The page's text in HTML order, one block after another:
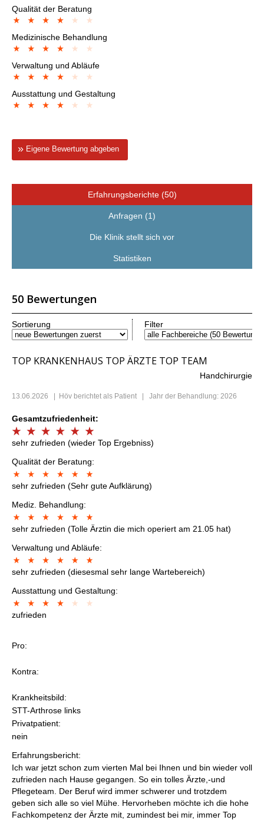
Qualität der Beratung
Medizinische Behandlung
Verwaltung und Abläufe
Ausstattung und Gestaltung
Eigene Bewertung abgeben
Erfahrungsberichte (50)
Anfragen (1)
Die Klinik stellt sich vor
Statistiken
50 Bewertungen
Sortierung Filter
TOP KRANKENHAUS TOP ÄRZTE TOP TEAM
Handchirurgie
13.06.2026 Höv berichtet als Patient | Jahr der Behandlung: 2026
Gesamtzufriedenheit:
sehr zufrieden (wieder Top Ergebniss)
Qualität der Beratung:
sehr zufrieden (Sehr gute Aufklärung)
Mediz. Behandlung:
sehr zufrieden (Tolle Ärztin die mich operiert am 21.05 hat)
Verwaltung und Abläufe:
sehr zufrieden (diesesmal sehr lange Wartebereich)
Ausstattung und Gestaltung:
zufrieden
Pro:
Kontra:
Krankheitsbild:
STT-Arthrose links
Privatpatient:
nein
Erfahrungsbericht:
Ich war jetzt schon zum vierten Mal bei Ihnen und bin wieder voll
zufrieden nach Hause gegangen. So ein tolles Ärzte,-und
Pflegeteam. Der Beruf wird immer schwerer und trotzdem
geben sich alle so viel Mühe. Hervorheben möchte ich die hohe
Fachkompetenz der Ärzte mit, zumindest bei mir, immer Top